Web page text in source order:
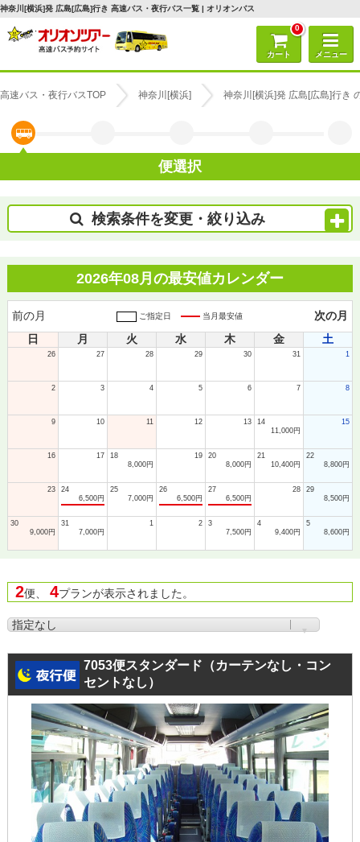
神奈川[横浜]発 広島[広島]行き 高速バス・夜行バス一覧 | オリオンバス
0
カート メニュー
高速バス・夜行バスTOP 神奈川[横浜] 神奈川[横浜]発 広島[広島]行き
便選択
検索条件を変更・絞り込み
2026年08月の最安値カレンダー
前の月 ご指定日 当月最安値
次の月
日
月 火 水 木 金 土
26 27 28 29 30 31 1
2 3 4 5 6 7 8
9 10 11 12 13
14
11,000円
15
16 17
18
8,000円
19
20
8,000円
21
10,400円
22
8,800円
23
24
6,500円
25
7,000円
26
6,500円
27
6,500円
28
29
8,500円
30
9,000円
31
7,000円
1 2
3
7,500円
4
9,400円
5
8,600円
2便、 4プランが表示されました。
7053便スタンダード（カーテンなし・コン
セントなし）